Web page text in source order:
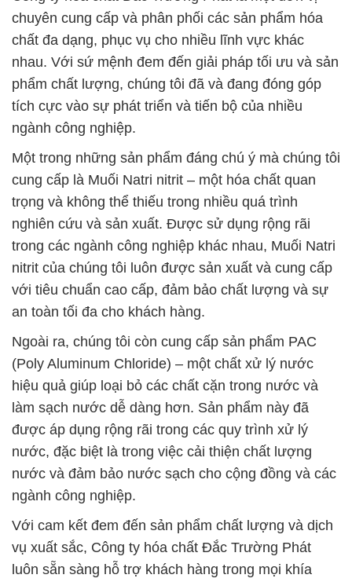
chuyên cung cấp và phân phối các sản phẩm hóa
chất đa dạng, phục vụ cho nhiều lĩnh vực khác
nhau. Với sứ mệnh đem đến giải pháp tối ưu và sản
phẩm chất lượng, chúng tôi đã và đang đóng góp
tích cực vào sự phát triển và tiến bộ của nhiều
ngành công nghiệp.
Một trong những sản phẩm đáng chú ý mà chúng tôi
cung cấp là Muối Natri nitrit – một hóa chất quan
trọng và không thể thiếu trong nhiều quá trình
nghiên cứu và sản xuất. Được sử dụng rộng rãi
trong các ngành công nghiệp khác nhau, Muối Natri
nitrit của chúng tôi luôn được sản xuất và cung cấp
với tiêu chuẩn cao cấp, đảm bảo chất lượng và sự
an toàn tối đa cho khách hàng.
Ngoài ra, chúng tôi còn cung cấp sản phẩm PAC
(Poly Aluminum Chloride) – một chất xử lý nước
hiệu quả giúp loại bỏ các chất cặn trong nước và
làm sạch nước dễ dàng hơn. Sản phẩm này đã
được áp dụng rộng rãi trong các quy trình xử lý
nước, đặc biệt là trong việc cải thiện chất lượng
nước và đảm bảo nước sạch cho cộng đồng và các
ngành công nghiệp.
Với cam kết đem đến sản phẩm chất lượng và dịch
vụ xuất sắc, Công ty hóa chất Đắc Trường Phát
luôn sẵn sàng hỗ trợ khách hàng trong mọi khía